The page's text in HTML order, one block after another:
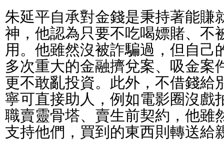
朱延平自承對金錢是秉持著能賺
神，他認為只要不吃喝嫖賭、不
用。他雖然沒被詐騙過，但自己
多次重大的金融擠兌案、吸金案
更不敢亂投資。此外，不借錢給
寧可直接助人，例如電影圈沒戲
職賣靈骨塔、賣生前契約，他雖
支持他們，買到的東西則轉送給